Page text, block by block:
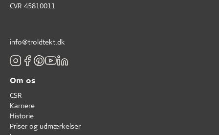
CVR 45810011
info@troldtekt.dk
Om os
CSR
Karriere
Historie
Priser og udmærkelser